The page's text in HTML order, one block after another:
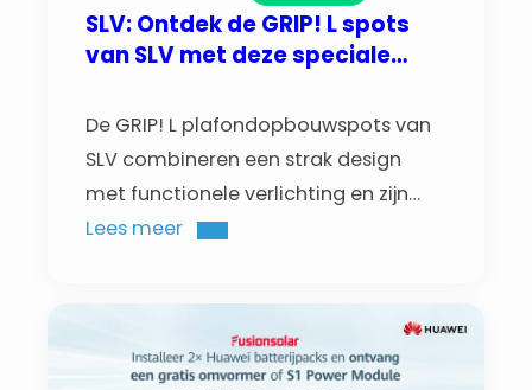
SLV: Ontdek de GRIP! L spots
van SLV met deze speciale
De GRIP! L plafondopbouwspots van
SLV combineren een strak design
met functionele verlichting en zijn
geschikt voor zowel privé- als
Lees meer